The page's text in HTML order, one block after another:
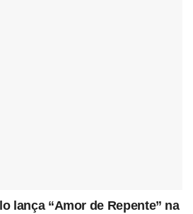
lança “Amor de Repente” na